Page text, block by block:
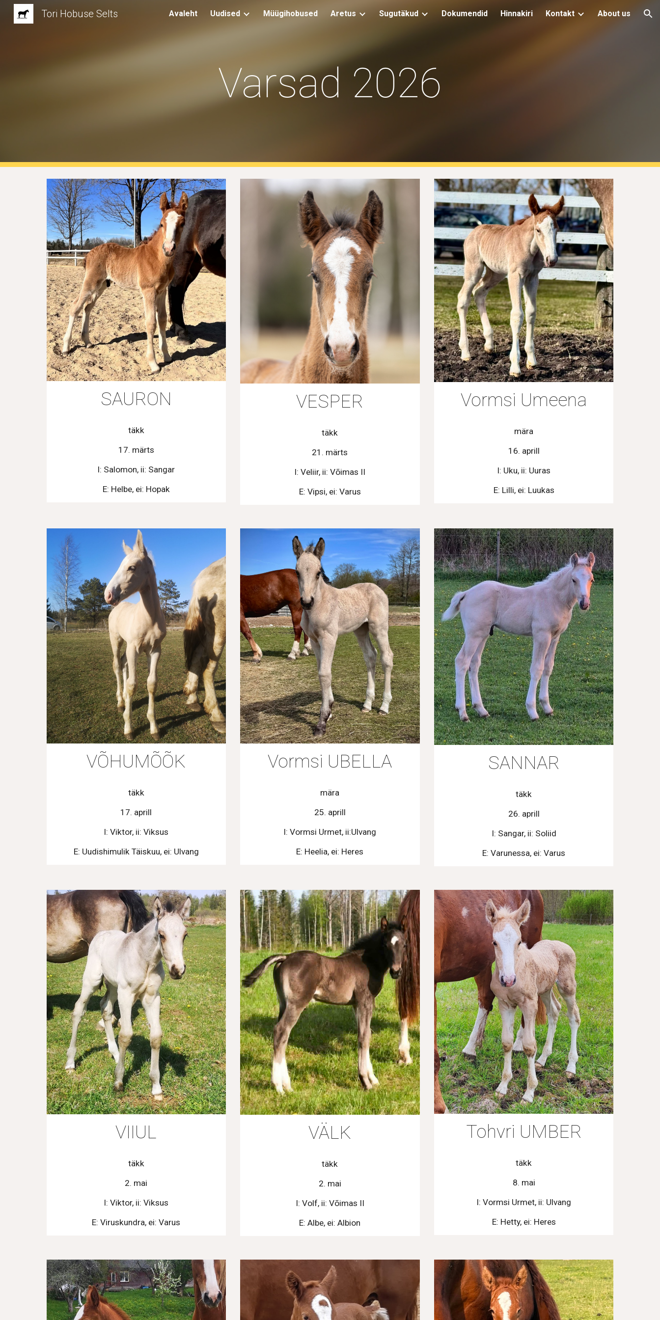
Skip to main content Skip to navigation
Tori Hobuse Selts Avaleht Uudised Müügihobused Aretus Sugutäkud Dokumendid Hinnakiri Kontakt About us
Varsad 2026
SAURON
täkk
17. märts
I: Salomon, ii: Sangar
E: Helbe, ei: Hopak
VESPER
täkk
21. märts
I: Veliir, ii: Võimas II
E: Vipsi, ei: Varus
Vormsi Umeena
mära
16. aprill
I: Uku, ii: Uuras
E: Lilli, ei: Luukas
VÕHUMÕÕK
täkk
17. aprill
I: Viktor, ii: Viksus
E: Uudishimulik Täiskuu, ei: Ulvang
Vormsi UBELLA
mära
25. aprill
I: Vormsi Urmet, ii:Ulvang
E: Heelia, ei: Heres
SANNAR
täkk
26. aprill
I: Sangar, ii: Soliid
E: Varunessa, ei: Varus
VIIUL
täkk
2. mai
I: Viktor, ii: Viksus
E: Viruskundra, ei: Varus
VÄLK
täkk
2. mai
I: Volf, ii: Võimas II
E: Albe, ei: Albion
Tohvri UMBER
täkk
8. mai
I: Vormsi Urmet, ii: Ulvang
E: Hetty, ei: Heres